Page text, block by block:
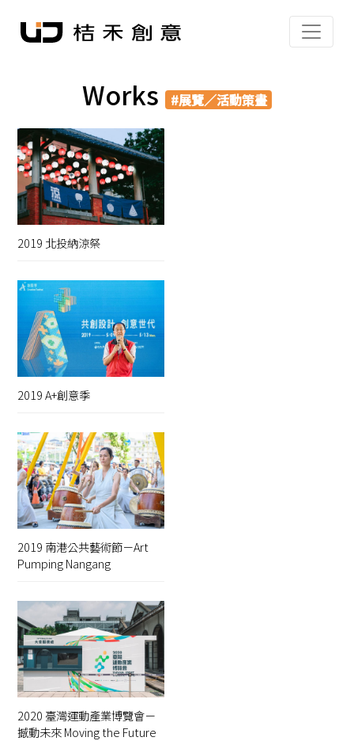
Works #展覽／活動策畫
2019 北投納涼祭
2019 A+創意季
2019 南港公共藝術節－Art
Pumping Nangang
2020 臺灣運動產業博覽會－
撼動未來 Moving the Future